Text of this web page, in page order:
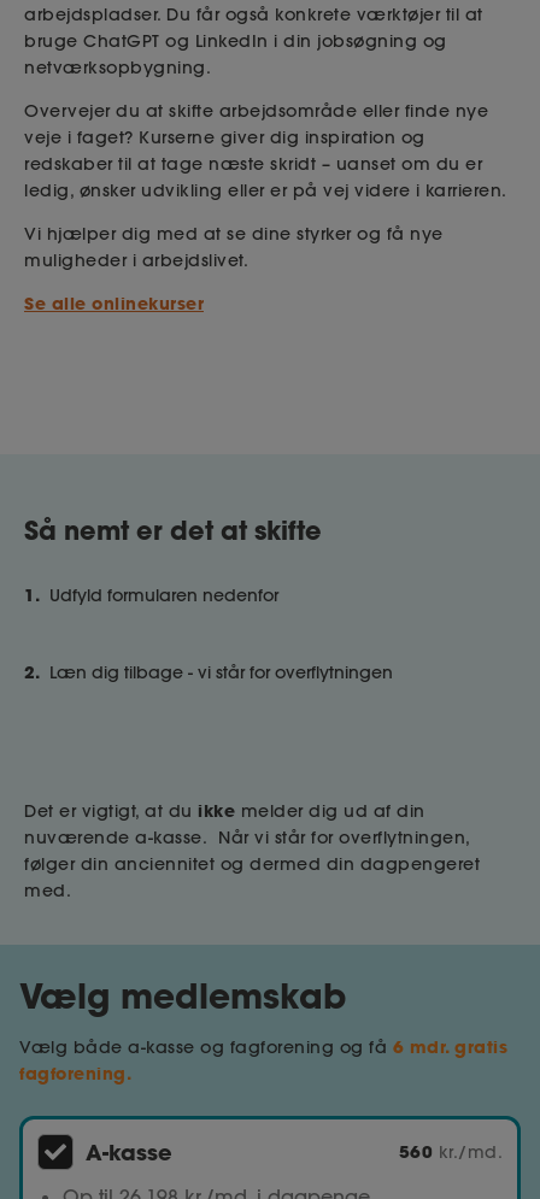
arbejdspladser. Du får også konkrete værktøjer til at
bruge ChatGPT og LinkedIn i din jobsøgning og
netværksopbygning.
Overvejer du at skifte arbejdsområde eller finde nye
veje i faget? Kurserne giver dig inspiration og
redskaber til at tage næste skridt – uanset om du er
ledig, ønsker udvikling eller er på vej videre i karrieren.
Vi hjælper dig med at se dine styrker og få nye
muligheder i arbejdslivet.
Se alle onlinekurser
Så nemt er det at skifte
1. Udfyld formularen nedenfor
2. Læn dig tilbage - vi står for overflytningen
Det er vigtigt, at du ikke melder dig ud af din
nuværende a-kasse. Når vi står for overflytningen,
følger din anciennitet og dermed din dagpengeret
med.
Vælg medlemskab
Vælg både a-kasse og fagforening og få 6 mdr. gratis
fagforening.
A-kasse 560 kr./md.